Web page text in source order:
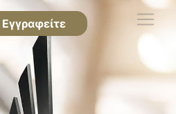
Εγγραφείτε